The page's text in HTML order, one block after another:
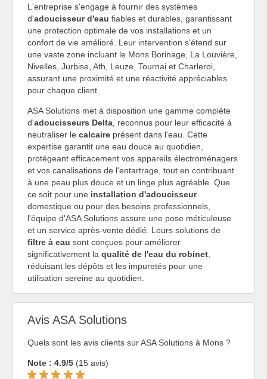
L'entreprise s'engage à fournir des systèmes
d'adoucisseur d'eau fiables et durables, garantissant
une protection optimale de vos installations et un
confort de vie amélioré. Leur intervention s'étend sur
une vaste zone incluant le Mons Borinage, La Louvière,
Nivelles, Jurbise, Ath, Leuze, Tournai et Charleroi,
assurant une proximité et une réactivité appréciables
pour chaque client.
ASA Solutions met à disposition une gamme complète
d'adoucisseurs Delta , reconnus pour leur efficacité à
neutraliser le calcaire présent dans l'eau. Cette
expertise garantit une eau douce au quotidien,
protégeant efficacement vos appareils électroménagers
et vos canalisations de l'entartrage, tout en contribuant
à une peau plus douce et un linge plus agréable. Que
ce soit pour une installation d'adoucisseur
domestique ou pour des besoins professionnels,
l'équipe d'ASA Solutions assure une pose méticuleuse
et un service après-vente dédié. Leurs solutions de
filtre à eau sont conçues pour améliorer
significativement la qualité de l'eau du robinet
réduisant les dépôts et les impuretés pour une
utilisation sereine au quotidien.
Avis ASA Solutions
Quels sont les avis clients sur ASA Solutions à Mons ?
Note : 4.9/5 (15 avis)